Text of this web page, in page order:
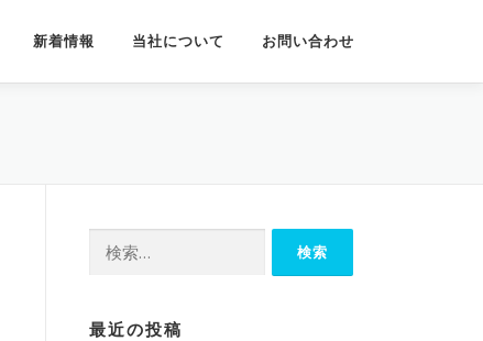
新着情報 当社について お問い合わせ
最近の投稿